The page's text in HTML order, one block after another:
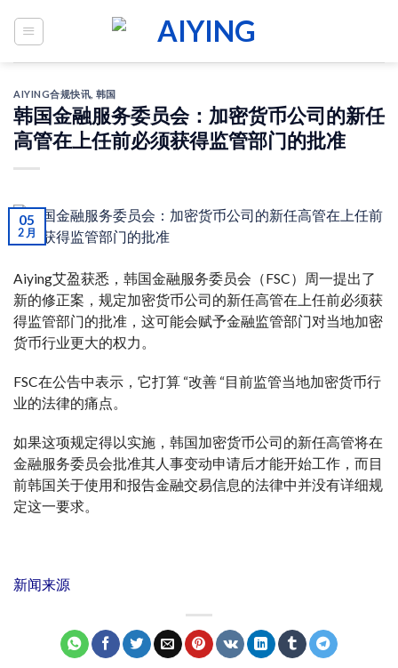
AIYING合规快讯 韩国
韩国金融服务委员会：加密货币公司的新任
高管在上任前必须获得监管部门的批准
05
2 月
Aiying艾盈获悉，韩国金融服务委员会（FSC）周一提出了
新的修正案，规定加密货币公司的新任高管在上任前必须获
得监管部门的批准，这可能会赋予金融监管部门对当地加密
货币行业更大的权力。
FSC在公告中表示，它打算 “改善 “目前监管当地加密货币行
业的法律的痛点。
如果这项规定得以实施，韩国加密货币公司的新任高管将在
金融服务委员会批准其人事变动申请后才能开始工作，而目
前韩国关于使用和报告金融交易信息的法律中并没有详细规
定这一要求。
新闻来源